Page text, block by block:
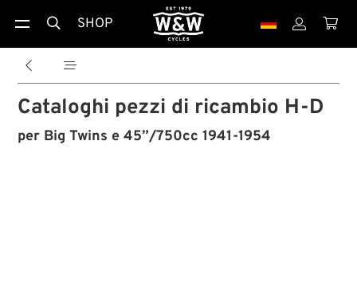
 SHOP  
 
Cataloghi pezzi di ricambio H-D
per Big Twins e 45”/750cc 1941-1954